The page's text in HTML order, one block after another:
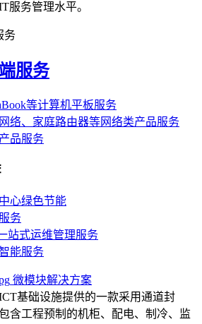
服务管理水平。
务
服务
等计算机平板服务
络、家庭路由器等网络类产品服务
品服务
心绿色节能
务
站式运维管理服务
能服务
微模块解决方案
基础设施提供的一款采用通道封
含工程预制的机柜、配电、制冷、监